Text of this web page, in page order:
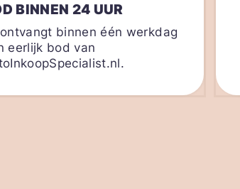
BINNEN 24 UUR
binnen één werkdag
eerlijk bod van